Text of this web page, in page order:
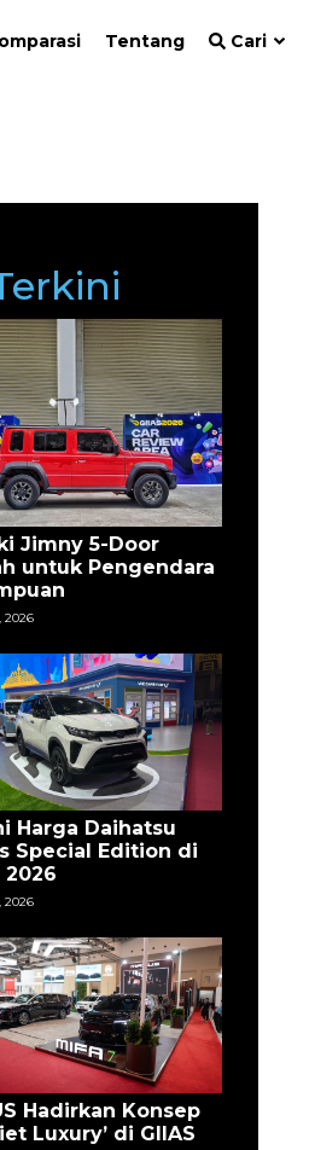
Tentang Cari
Jimny 5-Door
untuk Pengendara
2026
Harga Daihatsu
Special Edition di
2026
2026
Hadirkan Konsep
Luxury’ di GIIAS